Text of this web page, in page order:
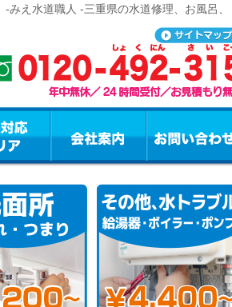
みえ水道職人 -三重県の水道修理、お風呂、